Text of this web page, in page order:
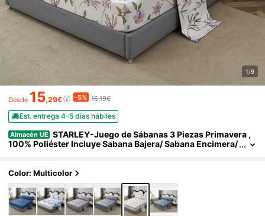
1/9
Desde 15,29€ -5% 16,19€
Est. entrega 4-5 días hábiles
Almacén UE STARLEY-Juego de Sábanas 3 Piezas Primavera ,
100% Poliéster Incluye Sabana Bajera/ Sabana Encimera/
A 45X145CM X1,C​AMA 150 ALMOHADA 45X165CM X1
Color: Multicolor